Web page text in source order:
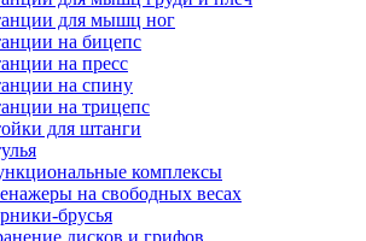
для мышц ног
на бицепс
на пресс
на спину
на трицепс
для штанги
комплексы
на свободных весах
брусья
дисков и грифов